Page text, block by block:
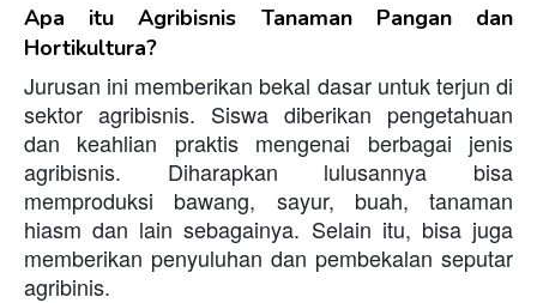
Apa itu Agribisnis Tanaman Pangan dan
Hortikultura?
Jurusan ini memberikan bekal dasar untuk terjun di
sektor agribisnis. Siswa diberikan pengetahuan
dan keahlian praktis mengenai berbagai jenis
agribisnis. Diharapkan lulusannya bisa
memproduksi bawang, sayur, buah, tanaman
hiasm dan lain sebagainya. Selain itu, bisa juga
memberikan penyuluhan dan pembekalan seputar
agribinis.